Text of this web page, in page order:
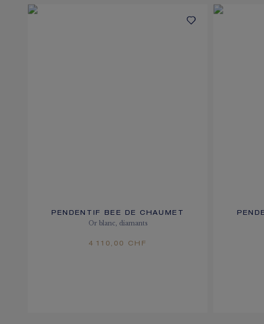
PENDENTIF BEE DE CHAUMET
Or blanc, diamants
4 110,00 CHF